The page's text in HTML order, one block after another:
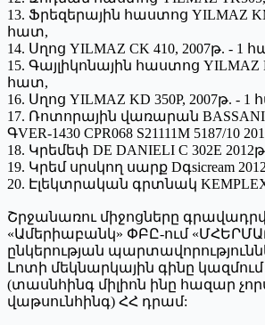
13. Ֆրեզերային հաստոց YILMAZ KM
հատ,
14. Սղոց YILMAZ CK 410, 2007թ. - 1
15. Գայլիկոնային հաստոց YILMAZ
հատ,
16. Սղոց YILMAZ KD 350P, 2007թ. - 1
17. Ռոտորային վառարան
ԳVER-1430 CPR068 S21111M 5187/10
18. Կրեմեփ DE DANIELI C 302E
19. Կրեմ սրսկող սարք Dգsicream
20. Էլեկտրական գրտնակ
Շրջանառու միջոցները
«Ամերիաբանկ» ՓԲԸ-ում
ընկերության
Լոտի մեկնարկային գինը կազմում է
(տասնհինգ միլիոն ինը հազար
վաթսունհինգ) ՀՀ դրամ: